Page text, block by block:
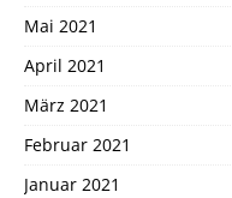
Mai 2021
April 2021
März 2021
Februar 2021
Januar 2021